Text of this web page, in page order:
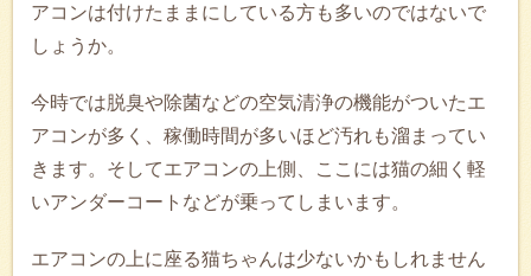
アコンは付けたままにしている方も多いのではないで
しょうか。
今時では脱臭や除菌などの空気清浄の機能がついたエ
アコンが多く、稼働時間が多いほど汚れも溜まってい
きます。そしてエアコンの上側、ここには猫の細く軽
いアンダーコートなどが乗ってしまいます。
エアコンの上に座る猫ちゃんは少ないかもしれません